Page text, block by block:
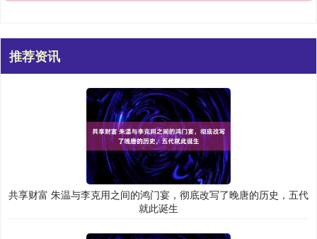
推荐资讯
共享财富 朱温与李克用之间的鸿门宴，彻底改写了晚唐的历史，五代
就此诞生